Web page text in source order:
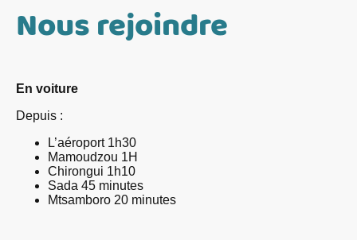
Nous rejoindre
En voiture
Depuis :
L’aéroport 1h30
Mamoudzou 1H
Chirongui 1h10
Sada 45 minutes
Mtsamboro 20 minutes